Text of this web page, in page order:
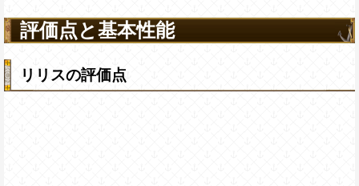
評価点と基本性能
リリスの評価点